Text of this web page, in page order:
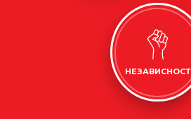
НЕЗАВИСНОСТ